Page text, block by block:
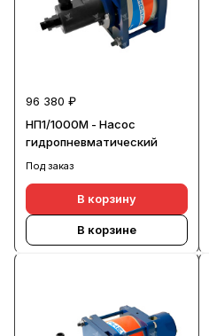
96 380 ₽
НП1/1000М - Насос
гидропневматический
Под заказ
В корзину
В корзине